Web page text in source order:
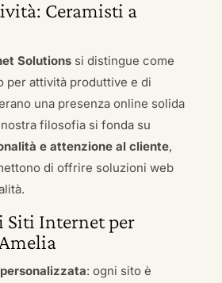
Ceramisti a
Solutionssi distingue come
per attività produttive e di
una presenza online solida
filosofia si fonda su
e attenzione al cliente,
di offrire soluzioni web
Siti Internet per
: ogni sito è